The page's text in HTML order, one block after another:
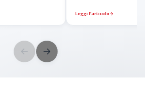
Leggi l’articolo→
← →